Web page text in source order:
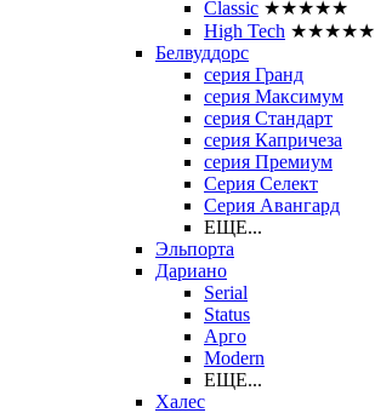
Classic ★★★★★
High Tech ★★★★★
Белвуддорс
серия Гранд
серия Максимум
серия Стандарт
серия Капричеза
серия Премиум
Серия Селект
Серия Авангард
ЕЩЕ...
Эльпорта
Дариано
Serial
Status
Арго
Modern
ЕЩЕ...
Халес